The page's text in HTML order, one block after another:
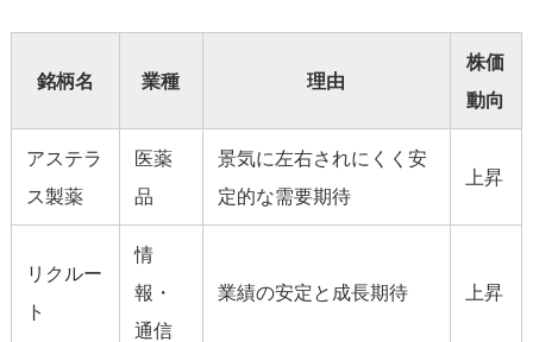
銘柄名 業種 理由
株価
動向
アステラ
ス製薬
医薬
品
景気に左右されにくく安
定的な需要期待
上昇
リクルー
ト
情
報・
通信
業績の安定と成長期待 上昇